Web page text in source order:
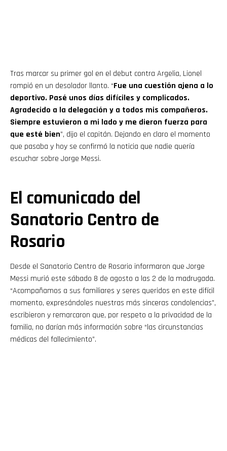
Tras marcar su primer gol en el debut contra Argelia, Lionel
rompió en un desolador llanto. “Fue una cuestión ajena a lo
deportivo. Pasé unos días difíciles y complicados.
Agradecido a la delegación y a todos mis compañeros.
Siempre estuvieron a mi lado y me dieron fuerza para
que esté bien”, dijo el capitán. Dejando en claro el momento
que pasaba y hoy se confirmó la noticia que nadie quería
escuchar sobre Jorge Messi.
El comunicado del
Sanatorio Centro de
Rosario
Desde el Sanatorio Centro de Rosario informaron que Jorge
Messi murió este sábado 8 de agosto a las 2 de la madrugada.
“Acompañamos a sus familiares y seres queridos en este difícil
momento, expresándoles nuestras más sinceras condolencias”,
escribieron y remarcaron que, por respeto a la privacidad de la
familia, no darían más información sobre “las circunstancias
médicas del fallecimiento”.